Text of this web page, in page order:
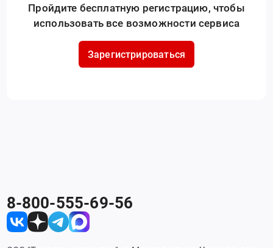
Пройдите бесплатную регистрацию, чтобы
использовать все возможности сервиса
Зарегистрироваться
8-800-555-69-56